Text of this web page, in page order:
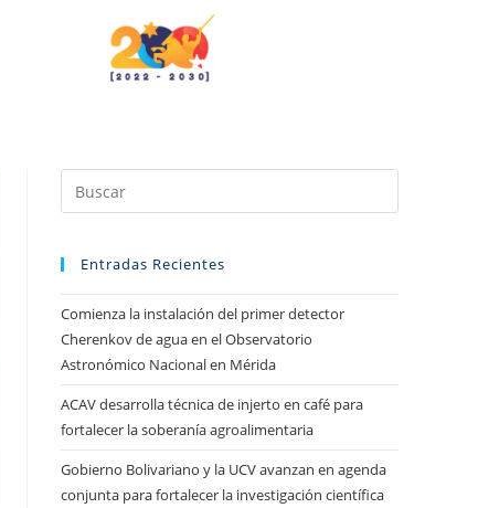
Entradas Recientes
Comienza la instalación del primer detector
Cherenkov de agua en el Observatorio
Astronómico Nacional en Mérida
ACAV desarrolla técnica de injerto en café para
fortalecer la soberanía agroalimentaria
Gobierno Bolivariano y la UCV avanzan en agenda
conjunta para fortalecer la investigación científica